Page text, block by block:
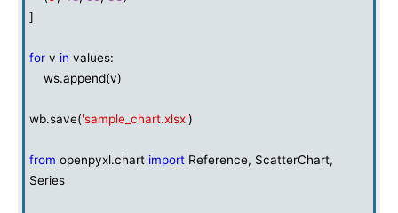
]
for v in values:
ws.append(v)
wb.save('sample_chart.xlsx')
from openpyxl.chart import Reference, ScatterChart,
Series